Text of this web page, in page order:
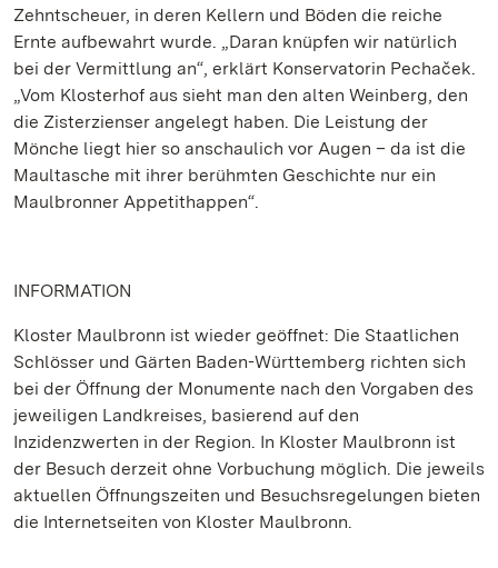
Zehntscheuer, in deren Kellern und Böden die reiche
Ernte aufbewahrt wurde. „Daran knüpfen wir natürlich
bei der Vermittlung an“, erklärt Konservatorin Pechaček.
„Vom Klosterhof aus sieht man den alten Weinberg, den
die Zisterzienser angelegt haben. Die Leistung der
Mönche liegt hier so anschaulich vor Augen – da ist die
Maultasche mit ihrer berühmten Geschichte nur ein
Maulbronner Appetithappen“.
INFORMATION
Kloster Maulbronn ist wieder geöffnet: Die Staatlichen
Schlösser und Gärten Baden-Württemberg richten sich
bei der Öffnung der Monumente nach den Vorgaben des
jeweiligen Landkreises, basierend auf den
Inzidenzwerten in der Region. In Kloster Maulbronn ist
der Besuch derzeit ohne Vorbuchung möglich. Die jeweils
aktuellen Öffnungszeiten und Besuchsregelungen bieten
die Internetseiten von Kloster Maulbronn.